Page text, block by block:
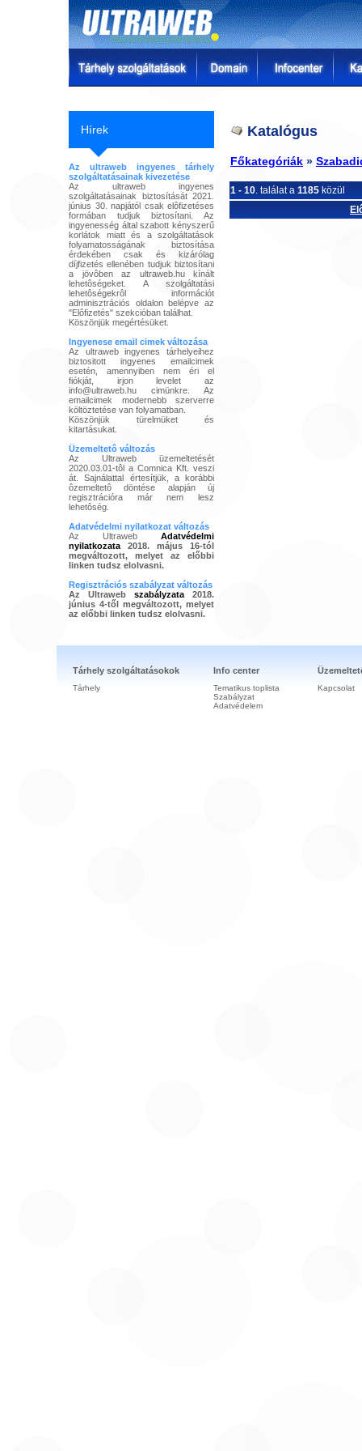
Hírek
Az ultraweb ingyenes tárhely
szolgáltatásainak kivezetése
Az ultraweb ingyenes
szolgáltatásainak biztosítását 2021.
június 30. napjától csak elôfizetéses
formában tudjuk biztosítani. Az
ingyenesség által szabott kényszerű
korlátok miatt és a szolgáltatások
folyamatosságának biztosítása
érdekében csak és kizárólag
díjfizetés ellenében tudjuk biztosítani
a jövôben az ultraweb.hu kínált
lehetôségeket. A szolgáltatási
lehetôségekrôl információt
adminisztrációs oldalon belépve az
"Elôfizetés" szekcióban találhat.
Köszönjük megértésüket.
Ingyenese email cimek változása
Az ultraweb ingyenes tárhelyeihez
biztositott ingyenes emailcimek
esetén, amennyiben nem éri el
fiókját, irjon levelet az
info@ultraweb.hu cimünkre. Az
emailcimek modernebb szerverre
költöztetése van folyamatban.
Köszönjük türelmüket és
kitartásukat.
Üzemeltetô változás
Az Ultraweb üzemeltetését
2020.03.01-tôl a Comnica Kft. veszi
át. Sajnálattal értesítjük, a korábbi
ôzemeltetô döntése alapján új
regisztrációra már nem lesz
lehetôség.
Adatvédelmi nyilatkozat változás
Az Ultraweb Adatvédelmi
nyilatkozata 2018. május 16-tól
megváltozott, melyet az előbbi
linken tudsz elolvasni.
Regisztrációs szabályzat változás
Az Ultraweb szabályzata 2018.
június 4-től megváltozott, melyet
az előbbi linken tudsz elolvasni.
Katalógus
Főkategóriák »
1 - 10. találat a 1185 közül
Tárhely szolgáltatásokok
Tárhely
Info center
Tematikus toplista
Szabályzat
Adatvédelem
Kapcsolat